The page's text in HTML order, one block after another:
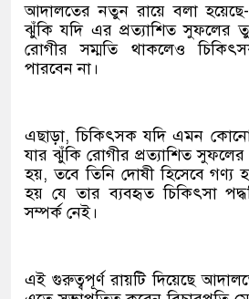
আদালতের নতুন রায়ে বলা হয়েছে-
ঝুঁকি যদি এর প্রত্যাশিত সুফলের
রোগীর সম্মতি থাকলেও
পারবেন না।
এছাড়া, চিকিৎসক যদি এমন
যার ঝুঁকি রোগীর প্রত্যাশিত সুফলের
হয়, তবে তিনি দোষী হিসেবে গণ্য
হয় যে তার ব্যবহৃত চিকিৎসা
সম্পর্ক নেই।
এই গুরুত্বপূর্ণ রায়টি দিয়েছে